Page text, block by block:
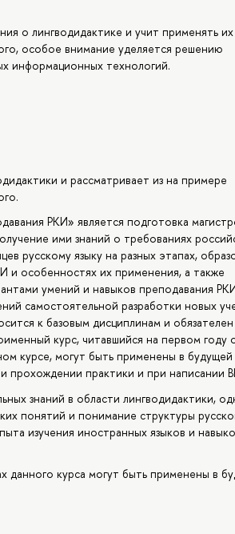
о лингводидактике и учит применять
особое внимание уделяется решению
информационных технологий.
и рассматривает из на примере
РКИ» является подготовка
ими знаний о требованиях
русскому языку на разных этапах,
и особенностях их применения, а также
умений и навыков преподавания
самостоятельной разработки новых
к базовым дисциплинам и обязателен
курс, читавшийся на первом году
курсе, могут быть применены в будущей
прохождении практики и при написании
знаний в области лингводидактики,
понятий и понимание структуры
изучения иностранных языков и
данного курса могут быть применены в